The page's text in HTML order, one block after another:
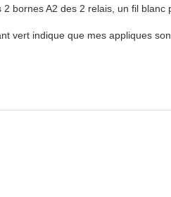
bornes A2 des 2 relais, un fil blanc
vert indique que mes appliques